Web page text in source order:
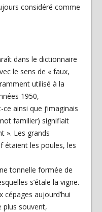
considéré comme
dans le dictionnaire
le sens de « faux,
utilisé à la
1950,
ainsi que j’imaginais
familier) signifiait
». Les grands
étaient les poules, les
tonnelle formée de
s’étale la vigne.
cépages aujourd’hui
plus souvent,